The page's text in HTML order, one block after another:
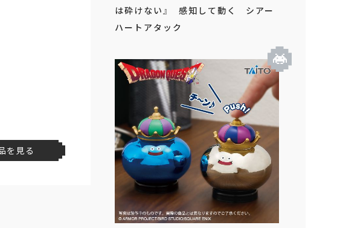
を見る
は砕けない』 感知して動く シアー
ハートアタック